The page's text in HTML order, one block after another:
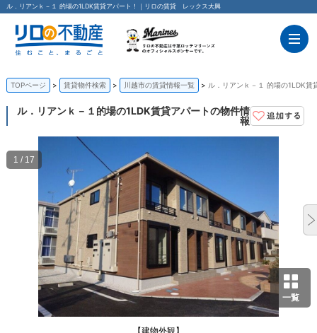
ル．リアンｋ－１ 的場の1LDK賃貸アパート！｜リロの賃貸 レックス大興
TOPページ 賃貸物件検索 川越市の賃貸情報一覧 ル．リアンｋ－１ 的場の1LDK賃
ル．リアンｋ－１ 的場の1LDK賃貸アパートの物件情
報
一覧
【建物外観】
1 / 17